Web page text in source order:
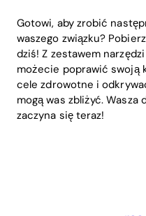
Gotowi, aby zrobić
waszego związku?
dziś! Z zestawem
możecie poprawić swoją
cele zdrowotne i
mogą was zbliżyć. Wasza
zaczyna się teraz!